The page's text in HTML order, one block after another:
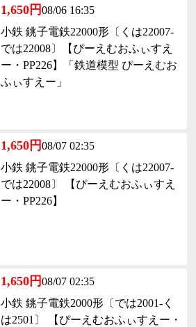
1,650円08/06 16:35
小鉄 銚子電鉄22000形〔くは22007-
では22008〕【ぴーえむおふぃすえ
ー・PP226】「鉄道模型 ぴーえむお
ふぃすえー」
1,650円08/07 02:35
小鉄 銚子電鉄22000形〔くは22007-
では22008〕 【ぴーえむおふぃすえ
ー・PP226】
1,650円08/07 02:35
小鉄 銚子電鉄2000形〔では2001-く
は2501〕 【ぴーえむおふぃすえー・